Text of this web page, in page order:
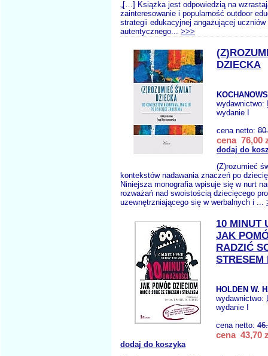
„[…] Książka jest odpowiedzią na
zainteresowanie i popularność outdoor
strategii edukacyjnej angażującej uczniów
autentycznego... >>>
DZIECKA
wydawnictwo:
wydanie I
cena netto:
cena 76,00
dodaj do
(Z)rozumieć
kontekstów nadawania znaczeń po
Niniejsza monografia wpisuje się w nurt
rozważań nad swoistością dziecięcego
uzewnętrzniającego się w werbalnych i ...
10 MINUT
JAK
RADZIĆ
STRESEM
HOLDEN W.
wydawnictwo:
wydanie I
cena netto:
cena 43,70
dodaj do koszyka